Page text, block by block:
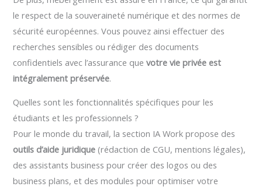
le respect de la souveraineté numérique et des normes de
sécurité européennes. Vous pouvez ainsi effectuer des
recherches sensibles ou rédiger des documents
confidentiels avec l’assurance quevotre vie privée est
intégralement préservée.
Quelles sont les fonctionnalités spécifiques pour les
étudiants et les professionnels ?
Pour le monde du travail, la section IA Work propose des
outils d’aide juridique (rédaction de CGU, mentions légales),
des assistants business pour créer des logos ou des
business plans, et des modules pour optimiser votre